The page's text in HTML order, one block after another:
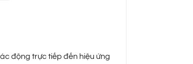
động trực tiếp đến hiệu ứng